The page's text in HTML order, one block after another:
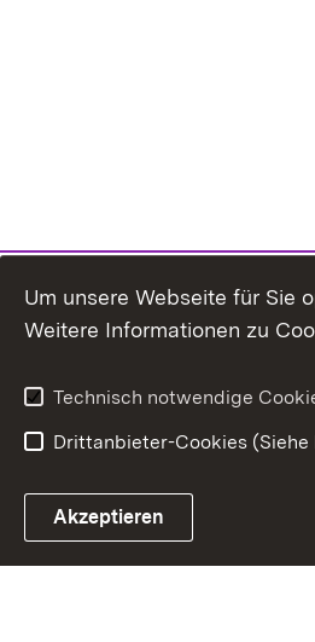
Um unsere Webseite für Sie
Weitere Informationen zu
Technisch notwendige
Drittanbieter-Cookies
Akzeptieren